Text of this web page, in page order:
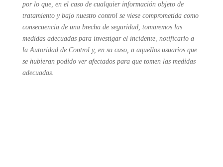
por lo que, en el caso de cualquier información objeto de
tratamiento y bajo nuestro control se viese comprometida como
consecuencia de una brecha de seguridad, tomaremos las
medidas adecuadas para investigar el incidente, notificarlo a
la Autoridad de Control y, en su caso, a aquellos usuarios que
se hubieran podido ver afectados para que tomen las medidas
adecuadas.